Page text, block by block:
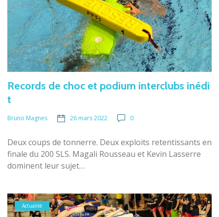
Records de choc et podium interclubs inédi
t
Bruno Magnes 26 mars 2022 0
Deux coups de tonnerre. Deux exploits retentissants en
finale du 200 SLS. Magali Rousseau et Kevin Lasserre
dominent leur sujet…
Actualité